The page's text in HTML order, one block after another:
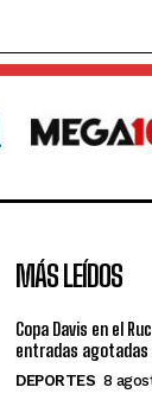
MÁS LEÍDOS
Copa Davis en el
entradas agotadas
DEPORTES 8